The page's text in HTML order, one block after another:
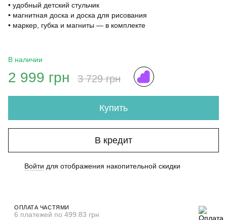
• удобный детский стульчик
• магнитная доска и доска для рисования
• маркер, губка и магниты — в комплекте
В наличии
2 999 грн 3 729 грн
Купить
В кредит
Войти для отображения накопительной скидки
ОПЛАТА ЧАСТЯМИ
6 платежей по 499.83 грн